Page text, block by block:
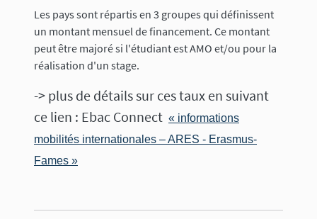
Les pays sont répartis en 3 groupes qui définissent
un montant mensuel de financement. Ce montant
peut être majoré si l'étudiant est AMO et/ou pour la
réalisation d'un stage.
-> plus de détails sur ces taux en suivant
ce lien : Ebac Connect « informations
mobilités internationales – ARES - Erasmus-
Fames »